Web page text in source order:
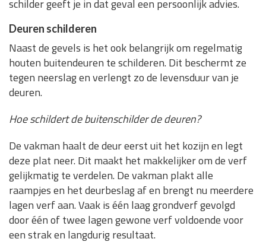
schilder geeft je in dat geval een persoonlijk advies.
Deuren schilderen
Naast de gevels is het ook belangrijk om regelmatig
houten buitendeuren te schilderen. Dit beschermt ze
tegen neerslag en verlengt zo de levensduur van je
deuren.
Hoe schildert de buitenschilder de deuren?
De vakman haalt de deur eerst uit het kozijn en legt
deze plat neer. Dit maakt het makkelijker om de verf
gelijkmatig te verdelen. De vakman plakt alle
raampjes en het deurbeslag af en brengt nu meerdere
lagen verf aan. Vaak is één laag grondverf gevolgd
door één of twee lagen gewone verf voldoende voor
een strak en langdurig resultaat.